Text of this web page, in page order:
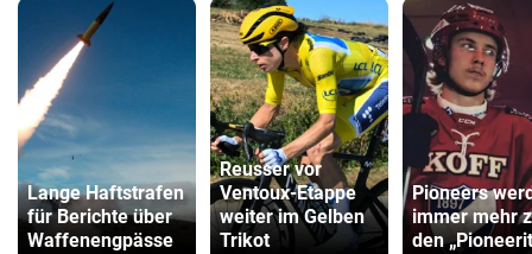
Lange Haftstrafen
für Berichte über
Waffenengpässe
Reusser vor
Ventoux-Etappe
weiter im Gelben
Trikot
Pioneers
immer mehr
den